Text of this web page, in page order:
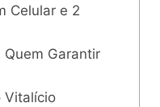
Celular e 2
Quem Garantir
Vitalício